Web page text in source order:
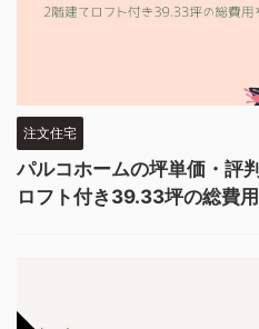
注文住宅
パルコホームの坪単価・評
ロフト付き39.33坪の総費用